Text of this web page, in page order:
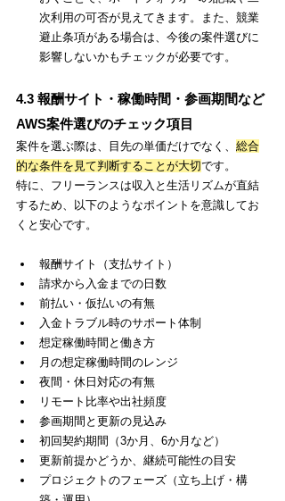
次利用の可否が見えてきます。また、競業
避止条項がある場合は、今後の案件選びに
影響しないかもチェックが必要です。
4.3 報酬サイト・稼働時間・参画期間など
AWS案件選びのチェック項目
案件を選ぶ際は、目先の単価だけでなく、 総合
的な条件を見て判断することが大切です。
特に、フリーランスは収入と生活リズムが直結
するため、以下のようなポイントを意識してお
くと安心です。
報酬サイト（支払サイト）
請求から入金までの日数
前払い・仮払いの有無
入金トラブル時のサポート体制
想定稼働時間と働き方
月の想定稼働時間のレンジ
夜間・休日対応の有無
リモート比率や出社頻度
参画期間と更新の見込み
初回契約期間（3か月、6か月など）
更新前提かどうか、継続可能性の目安
プロジェクトのフェーズ（立ち上げ・構